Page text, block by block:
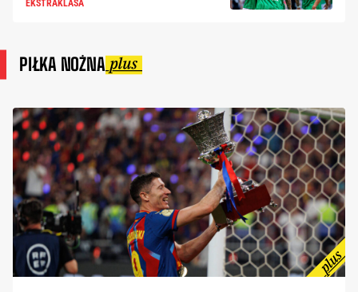
EKSTRAKLASA
PIŁKA NOŻNA